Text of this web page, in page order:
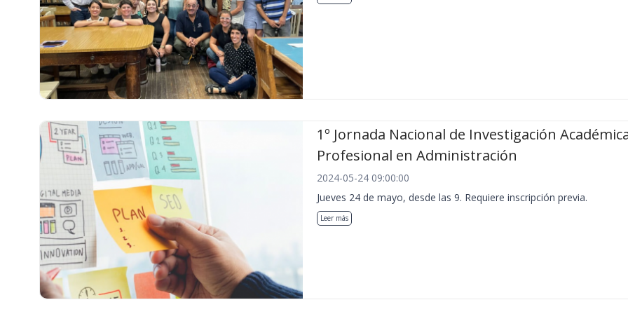
1º Jornada Nacional de Investigación
Profesional en Administración
2024-05-24 09:00:00
Jueves 24 de mayo, desde las 9. Requiere inscripción previa.
Leer más